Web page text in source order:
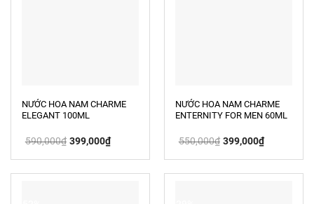
NƯỚC HOA NAM CHARME
ELEGANT 100ML
590,000₫ Giá
gốc
590,000₫.
399,000₫Giá
hiện
là:
399,000₫.
NƯỚC HOA NAM CHARME
ENTERNITY FOR MEN 60ML
550,000₫ Giá
gốc
550,000₫.
399,000₫Giá
hiện
là:
399,000₫.